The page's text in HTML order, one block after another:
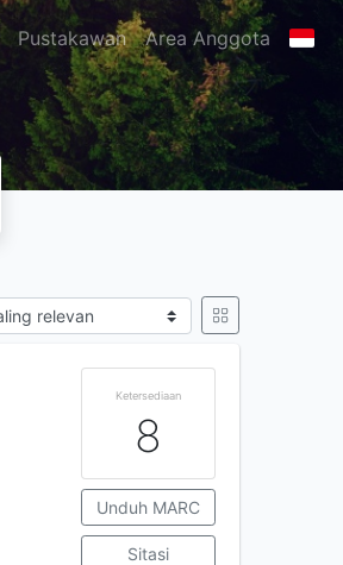
Pustakawan Area Anggota
Ketersediaan
8
Unduh MARC
Sitasi